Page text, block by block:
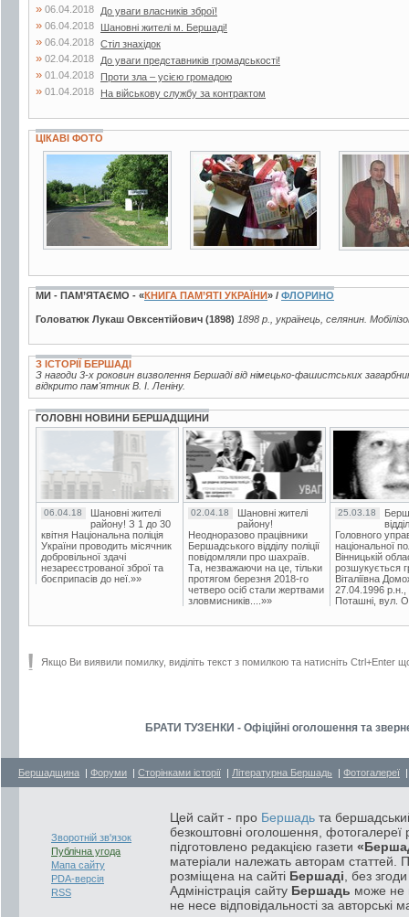
» 06.04.2018 До уваги власників зброї!
» 06.04.2018 Шановні жителі м. Бершаді!
» 06.04.2018 Стіл знахідок
» 02.04.2018 До уваги представників громадськості!
» 01.04.2018 Проти зла – усією громадою
» 01.04.2018 На військову службу за контрактом
ЦІКАВІ ФОТО
5 фото 3 фото
МИ - ПАМ’ЯТАЄМО - «КНИГА ПАМ’ЯТІ УКРАЇНИ» / ФЛОРИНО
Головатюк Лукаш Овксентійович (1898) 1898 р., українець, селянин.
З ІСТОРІЇ БЕРШАДІ
З нагоди 3-х роковин визволення Бершаді від німецько-фашистських
відкрито пам'ятник В. І. Леніну.
ГОЛОВНІ НОВИНИ БЕРШАДЩИНИ
06.04.18
Шановні жителі
району! З 1 до 30
квітня Національна поліція
України проводить місячник
добровільної здачі
незареєстрованої зброї та
боєприпасів до неї.»»
02.04.18
Шановні жителі
району!
Неодноразово працівники
Бершадського відділу поліції
повідомляли про шахраїв.
Та, незважаючи на це, тільки
протягом березня 2018-го
четверо осіб стали жертвами
зловмисників....»»
25.03.18
Головного
національної
Вінницькій
розшукується
Віталіївна
27.04.1996 р.н.,
Поташні, вул.
Якщо Ви виявили помилку, виділіть текст з помилкою та натисніть Ctrl+Enter
БРАТИ ТУЗЕНКИ - Офіційні оголошення та
Бершадщина | Форуми | Сторінками історії | Літературна Бершадь | Фотогалереї
Зворотній зв'язок
Публічна угода
Мапа сайту
PDA-версія
RSS
Цей сайт - про Бершадь та
безкоштовні оголошення, фотогалереї
підготовлено редакцією газети
матеріали належать авторам статтей.
розміщена на сайті Бершаді , без
Адміністрація сайту Бершадь може не
не несе відповідальності за авторські